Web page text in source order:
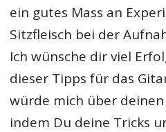
ein gutes Mass an
Sitzfleisch bei der
Ich wünsche dir viel
dieser Tipps für das
würde mich über
indem Du deine Tricks